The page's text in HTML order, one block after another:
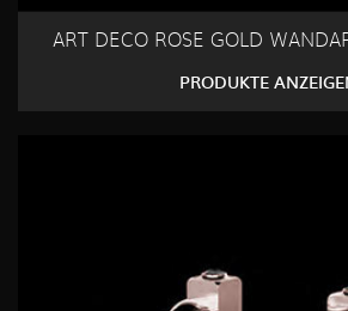
ART DECO ROSE GOLD
PRODUKTE